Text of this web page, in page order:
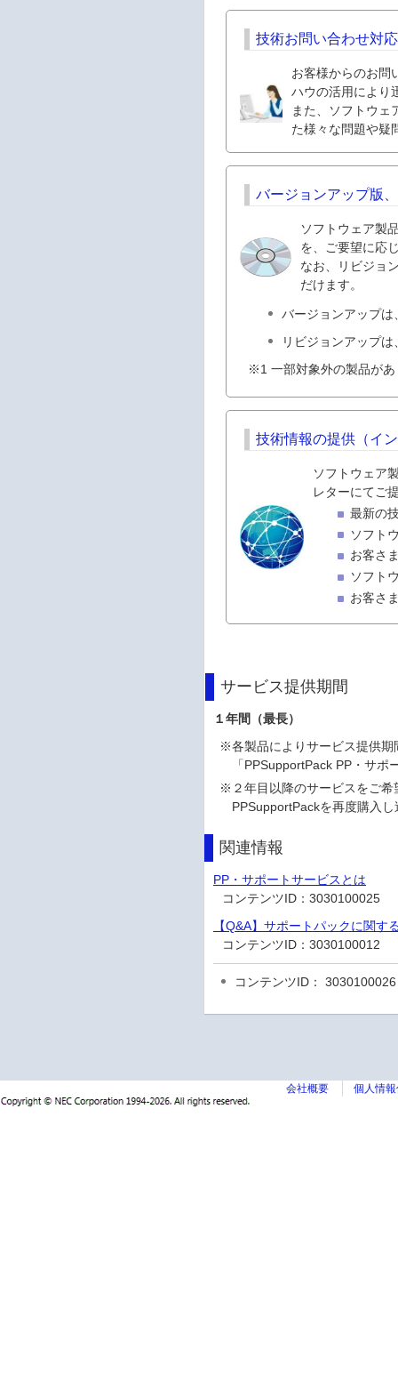
技術お問い合わせ対
お客様からのお問
ハウの活用により
また、ソフトウェ
た様々な問題や疑
バージョンアップ版
ソフトウェア製
を、ご要望に応
なお、リビジョ
だけます。
バージョンアップ
リビジョンアップ
※1 一部対象外の製品があ
技術情報の提供（イ
ソフトウェア
レターにてご
最新の
ソフト
お客さ
ソフト
お客さ
サービス提供期間
１年間（最長）
※各製品によりサービス提供
「PPSupportPack PP・サ
※ ２年目以降のサービスをご
PPSupportPackを再度購入
関連情報
PP・サポートサービスとは
コンテンツID：3030100025
【Q&A】サポートパックに関す
コンテンツID：3030100012
コンテンツID： 3030100026
会社概要 個人情